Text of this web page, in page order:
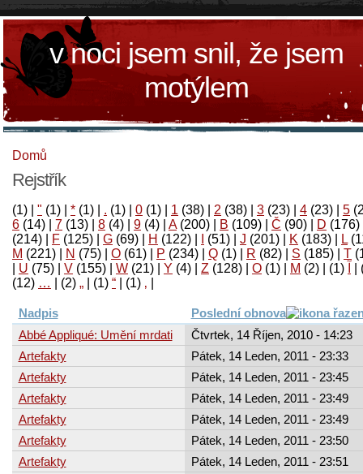
v noci jsem snil, že jsem
motýlem
Domů
Rejstřík
(1) " (1) * (1) . (1) 0 (1) 1 (38) 2 (38) 3 (23) 4 (23) 5
6 (14) 7 (13) 8 (4) 9 (4) A(200) B (109) Č (90) D (176)
(214)
F (125) G (69) H (122) (51) J (201) K (183) L
M (221) N (75) O (61) P (234) Q (1) R (82) S (185) T
U (75) V (155) W (21) Y (4) Z (128) Ο (1) М (2)
(1)
‚
(1)
“
(1)
„
(2)
…
(12)
Nadpis
Poslední obnova
Abbé Appliqué: Umění mrdati
Čtvrtek, 14 Říjen, 2010 - 14:23
Artefakty
Pátek, 14 Leden, 2011 - 23:33
Artefakty
Pátek, 14 Leden, 2011 - 23:45
Artefakty
Pátek, 14 Leden, 2011 - 23:49
Artefakty
Pátek, 14 Leden, 2011 - 23:49
Artefakty
Pátek, 14 Leden, 2011 - 23:50
Artefakty
Pátek, 14 Leden, 2011 - 23:51